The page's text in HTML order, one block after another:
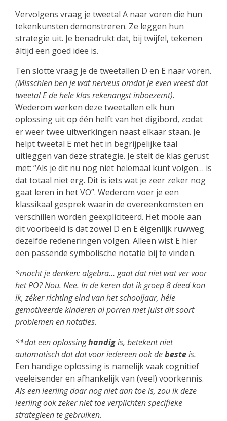
Vervolgens vraag je tweetal A naar voren die hun
tekenkunsten demonstreren. Ze leggen hun
strategie uit. Je benadrukt dat, bij twijfel, tekenen
áltijd een goed idee is.
Ten slotte vraag je de tweetallen D en E naar voren.
(Misschien ben je wat nerveus omdat je even vreest dat
tweetal E de hele klas rekenangst inboezemt).
Wederom werken deze tweetallen elk hun
oplossing uit op één helft van het digibord, zodat
er weer twee uitwerkingen naast elkaar staan. Je
helpt tweetal E met het in begrijpelijke taal
uitleggen van deze strategie. Je stelt de klas gerust
met: “Als je dit nu nog niet helemaal kunt volgen… is
dat totaal niet erg. Dit is iets wat je zeer zeker nog
gaat leren in het VO”. Wederom voer je een
klassikaal gesprek waarin de overeenkomsten en
verschillen worden geëxpliciteerd. Het mooie aan
dit voorbeeld is dat zowel D en E éigenlijk ruwweg
dezelfde redeneringen volgen. Alleen wist E hier
een passende symbolische notatie bij te vinden.
*mocht je denken: algebra… gaat dat niet wat ver voor
het PO? Nou. Nee. In de keren dat ik groep 8 deed kon
ik, zéker richting eind van het schooljaar, héle
gemotiveerde kinderen al porren met juist dit soort
problemen en notaties.
**dat een oplossinghandigis, betekent niet
automatisch dat dat voor iedereen ook debesteis.
Een handige oplossing is namelijk vaak cognitief
veeleisender en afhankelijk van (veel) voorkennis.
Als een leerling daar nog niet aan toe is, zou ik deze
leerling ook zeker niet toe verplichten specifieke
strategieën te gebruiken.